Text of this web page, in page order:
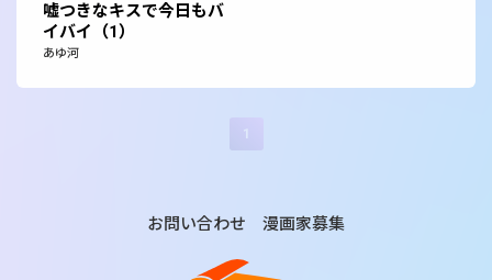
嘘つきなキスで今日もバ
イバイ（1）
あゆ河
1
お問い合わせ 漫画家募集